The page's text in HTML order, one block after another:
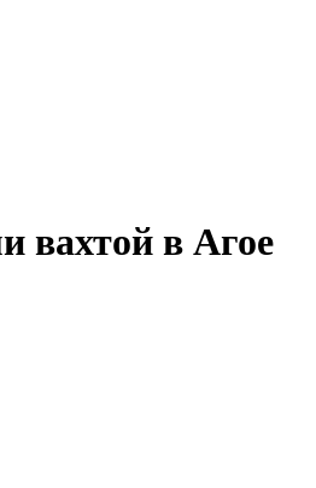
вахтой в Агое